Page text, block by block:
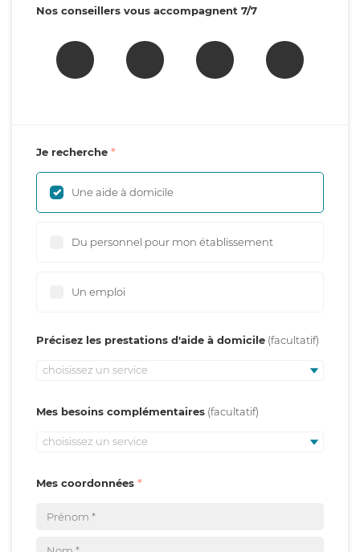
Nos conseillers vous accompagnent 7/7
Je recherche
Une aide à domicile
Du personnel pour mon établissement
Un emploi
Précisez les prestations d'aide à domicile
choisissez un service
Mes besoins complémentaires
choisissez un service
Mes coordonnées